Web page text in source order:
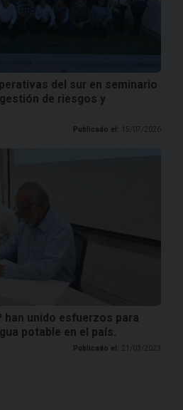
del sur en seminario
de riesgos y
Publicado el: 15/07/2026
han unido esfuerzos para
potable en el país.
Publicado el: 21/03/2023